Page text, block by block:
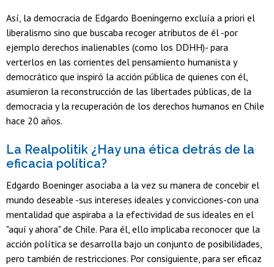
Así, la democracia de Edgardo Boeningerno excluía a priori el
liberalismo sino que buscaba recoger atributos de él -por
ejemplo derechos inalienables (como los DDHH)- para
verterlos en las corrientes del pensamiento humanista y
democrático que inspiró la acción pública de quienes con él,
asumieron la reconstrucción de las libertades públicas, de la
democracia y la recuperación de los derechos humanos en Chile
hace 20 años.
La Realpolitik ¿Hay una ética detrás de la
eficacia política?
Edgardo Boeninger asociaba a la vez su manera de concebir el
mundo deseable -sus intereses ideales y convicciones-con una
mentalidad que aspiraba a la efectividad de sus ideales en el
"aquí y ahora" de Chile. Para él, ello implicaba reconocer que la
acción política se desarrolla bajo un conjunto de posibilidades,
pero también de restricciones. Por consiguiente, para ser eficaz